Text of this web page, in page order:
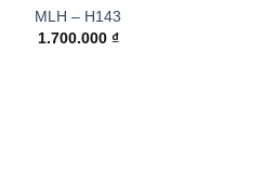
MLH – H143
1.700.000 ₫